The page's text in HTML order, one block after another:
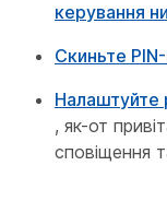
керування
Скиньте
Налаштуйте
, як-от
сповіщення